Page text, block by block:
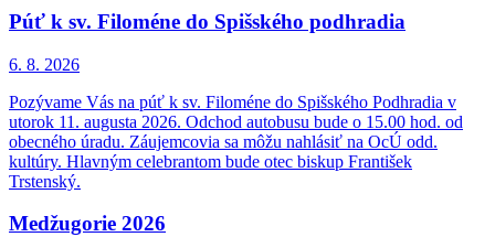
Púť k sv. Filoméne do Spišského podhradia
6. 8. 2026
Pozývame Vás na púť k sv. Filoméne do Spišského Podhradia v
utorok 11. augusta 2026. Odchod autobusu bude o 15.00 hod. od
obecného úradu. Záujemcovia sa môžu nahlásiť na OcÚ odd.
kultúry. Hlavným celebrantom bude otec biskup František
Trstenský.
Medžugorie 2026